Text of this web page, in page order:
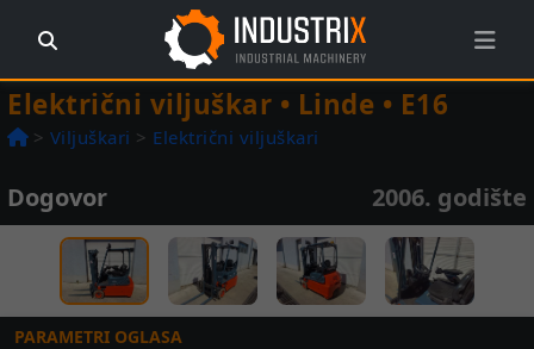
Električni viljuškar • Linde • E16
> Viljuškari > Električni viljuškari
Dogovor 2006. godište
Prethodna
PARAMETRI OGLASA